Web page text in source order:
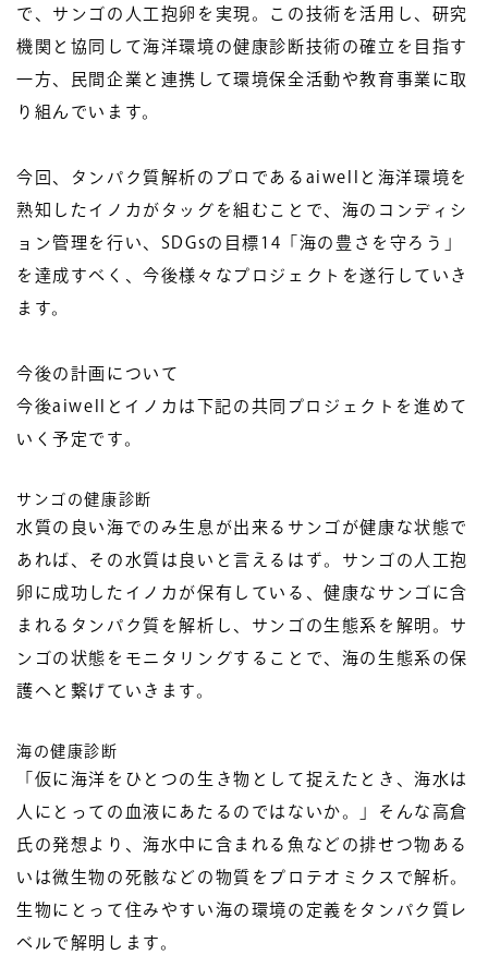
で、サンゴの人工抱卵を実現。この技術を活用し、研究
機関と協同して海洋環境の健康診断技術の確立を目指す
一方、民間企業と連携して環境保全活動や教育事業に取
り組んでいます。
今回、タンパク質解析のプロであるaiwellと海洋環境を
熟知したイノカがタッグを組むことで、海のコンディシ
ョン管理を行い、SDGsの目標14「海の豊さを守ろう」
を達成すべく、今後様々なプロジェクトを遂行していき
ます。
今後の計画について
今後aiwellとイノカは下記の共同プロジェクトを進めて
いく予定です。
サンゴの健康診断
水質の良い海でのみ生息が出来るサンゴが健康な状態で
あれば、その水質は良いと言えるはず。サンゴの人工抱
卵に成功したイノカが保有している、健康なサンゴに含
まれるタンパク質を解析し、サンゴの生態系を解明。サ
ンゴの状態をモニタリングすることで、海の生態系の保
護へと繋げていきます。
海の健康診断
「仮に海洋をひとつの生き物として捉えたとき、海水は
人にとっての血液にあたるのではないか。」そんな高倉
氏の発想より、海水中に含まれる魚などの排せつ物ある
いは微生物の死骸などの物質をプロテオミクスで解析。
生物にとって住みやすい海の環境の定義をタンパク質レ
ベルで解明します。